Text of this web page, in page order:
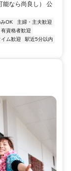
能なら尚良し） 公
OK
主婦・主夫歓迎
有資格者歓迎
イム歓迎
駅近5分以内